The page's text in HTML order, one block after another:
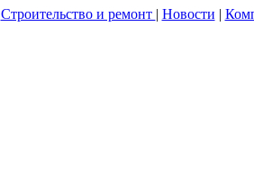
Строительство и ремонт | Новости |